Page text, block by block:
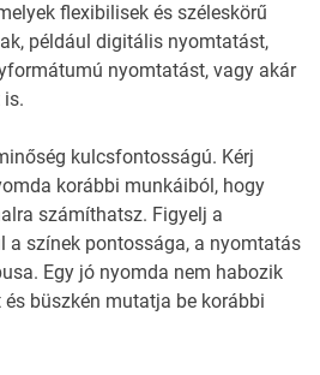
flexibilisek és széleskörű
például digitális nyomtatást,
nyomtatást, vagy akár
kulcsfontosságú. Kérj
korábbi munkáiból, hogy
számíthatsz. Figyelj a
a színek pontossága, a nyomtatás
Egy jó nyomda nem habozik
büszkén mutatja be korábbi